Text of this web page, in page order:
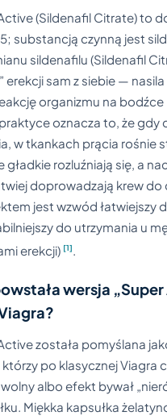
(Sildenafil Citrate) to
substancją czynną jest
sildenafilu (Sildenafil
erekcji sam z siebie — nasila
organizmu na bodźce
oznacza to, że gdy
w tkankach prącia rośnie
gładkie rozluźniają się, a
doprowadzają krew do
jest wzwód łatwiejszy
do utrzymania u
erekcji) [1]
wersja
została pomyślana
po klasycznej Viagra
albo efekt bywał
Miękka kapsułka